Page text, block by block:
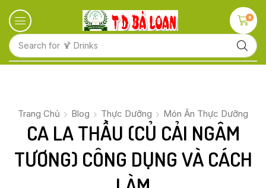
Search for 🍋 Fruits
0
Trang Chủ Blog Thực Dưỡng Món Ăn Thực Dưỡng
CA LA THẦU (CỦ CẢI NGÂM
TƯƠNG) CÔNG DỤNG VÀ CÁCH